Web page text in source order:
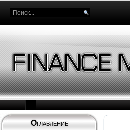
Оглавление